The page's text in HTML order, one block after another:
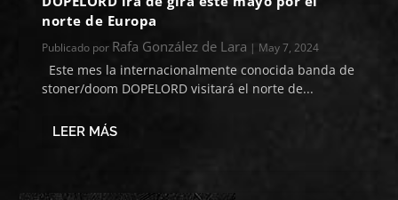
norte de Europa
Publicado por Rafa González de Lara | May 7, 2024
Este mes la internacionalmente conocida banda de
stoner/doom DOPELORD visitará el norte de...
LEER MÁS